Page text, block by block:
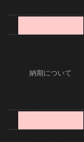
納期について